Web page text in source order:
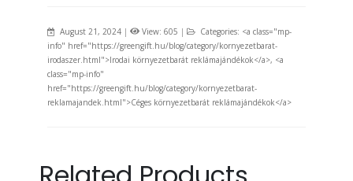
August 21, 2024 | View: 605 |
Categories: <a class="mp-
info" href="https://greengift.hu/blog/category/kornyezetbarat-
irodaszer.html">Irodai környezetbarát reklámajándékok</a>, <a
class="mp-info"
href="https://greengift.hu/blog/category/kornyezetbarat-
reklamajandek.html">Céges környezetbarát reklámajándékok</a>